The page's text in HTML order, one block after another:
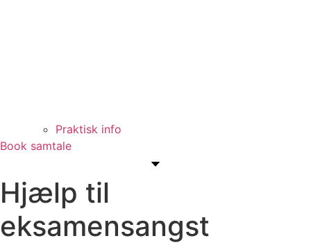
Praktisk info
Book samtale
Hjælp til
eksamensangst